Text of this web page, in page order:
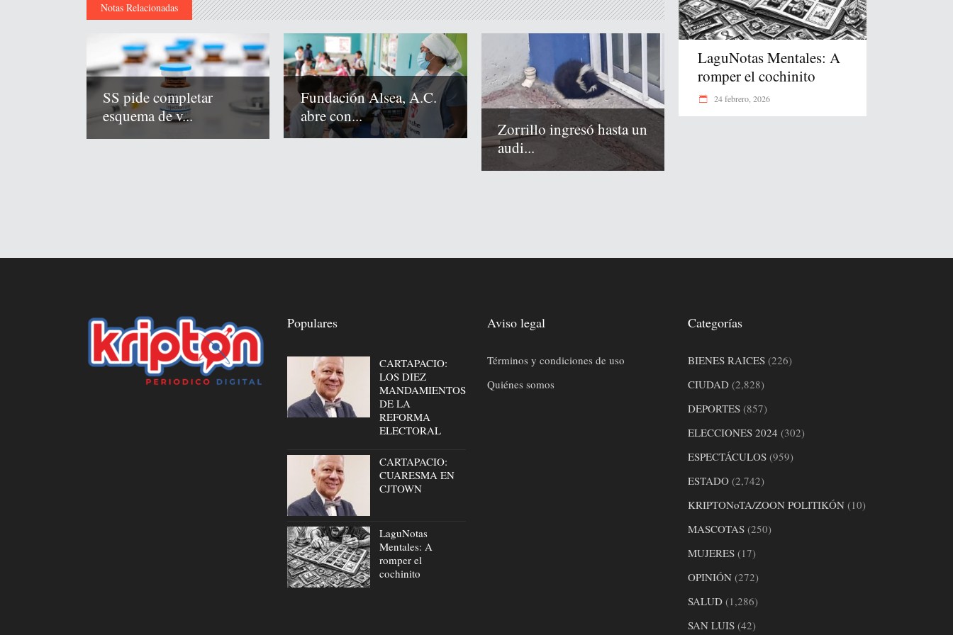
Notas Relacionadas
SS pide completar
esquema de v...
Fundación Alsea, A.C.
abre con...
Zorrillo ingresó hasta un
audi...
LaguNotas Mentales: A
romper el cochinito
24 febrero, 2026
Populares
CARTAPACIO:
LOS DIEZ
MANDAMIENTOS
DE LA
REFORMA
ELECTORAL
CARTAPACIO:
CUARESMA EN
CJTOWN
LaguNotas
Mentales: A
romper el
cochinito
Aviso legal
Términos y condiciones de uso
Quiénes somos
Categorías
BIENES RAICES(226)
CIUDAD(2,828)
DEPORTES(857)
ELECCIONES 2024 (302)
ESPECTÁCULOS(959)
ESTADO(2,742)
KRIPTONoTA/ZOON POLITIKÓN(10)
MASCOTAS(250)
MUJERES(17)
OPINIÓN(272)
SALUD(1,286)
SAN LUIS(42)